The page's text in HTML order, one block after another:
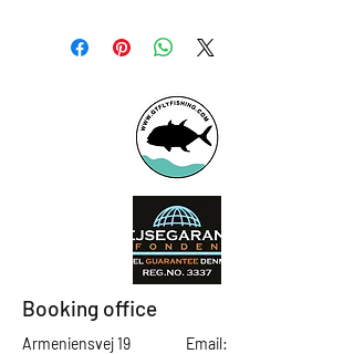
Booking office
Armeniensvej 19
Email: